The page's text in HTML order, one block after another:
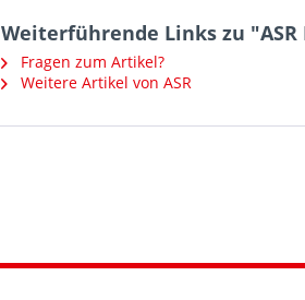
Weiterführende Links zu "ASR
Fragen zum Artikel?
Weitere Artikel von ASR